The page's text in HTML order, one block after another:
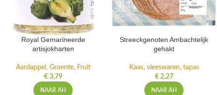
Royal Gemarineerde
artisjokharten
Aardappel, Groente, Fruit
€3,79
NAAR AH
Streeckgenoten Ambachtelijk
gehakt
Kaas, vleeswaren, tapas
€2,27
NAAR AH